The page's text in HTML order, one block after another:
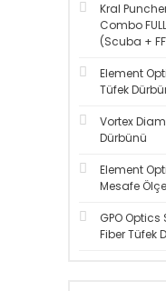
Kral
Combo
(Scuba +
Element
Tüfek
Vortex
Dürbünü
Element
Mesafe
GPO
Fiber Tüfek